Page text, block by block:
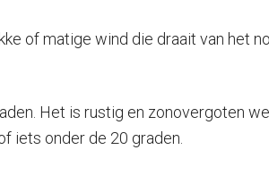
of matige wind die draait van het
Het is rustig en zonovergoten
iets onder de 20 graden.